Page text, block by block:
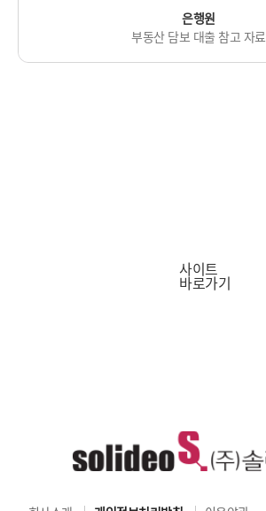
은행원
부동산 담보 대출 참고 자료
사이트
바로가기